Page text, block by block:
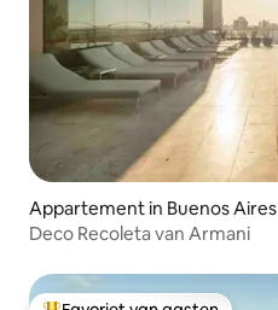
Appartement in Buenos Aires
Deco Recoleta van Armani